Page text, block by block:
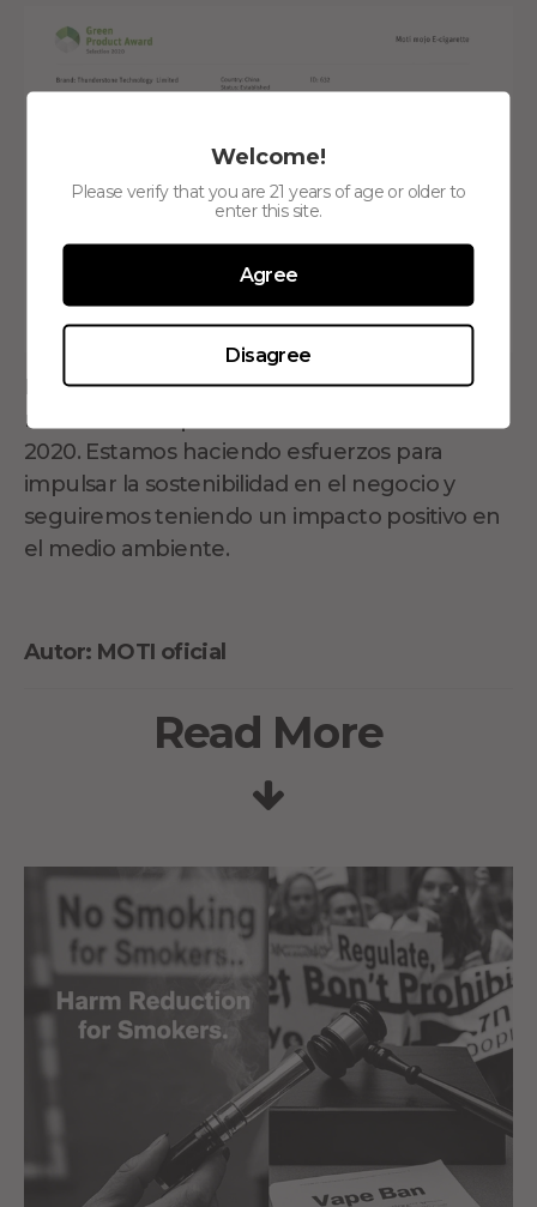
Nos sentimos muy honrados de recibir
nominaciones para el Green Product Award
2020. Estamos haciendo esfuerzos para
impulsar la sostenibilidad en el negocio y
seguiremos teniendo un impacto positivo en
el medio ambiente.
Autor: MOTI oficial
Read More
Welcome!
Please verify that you are 21 years of age or older to
enter this site.
Agree
Disagree